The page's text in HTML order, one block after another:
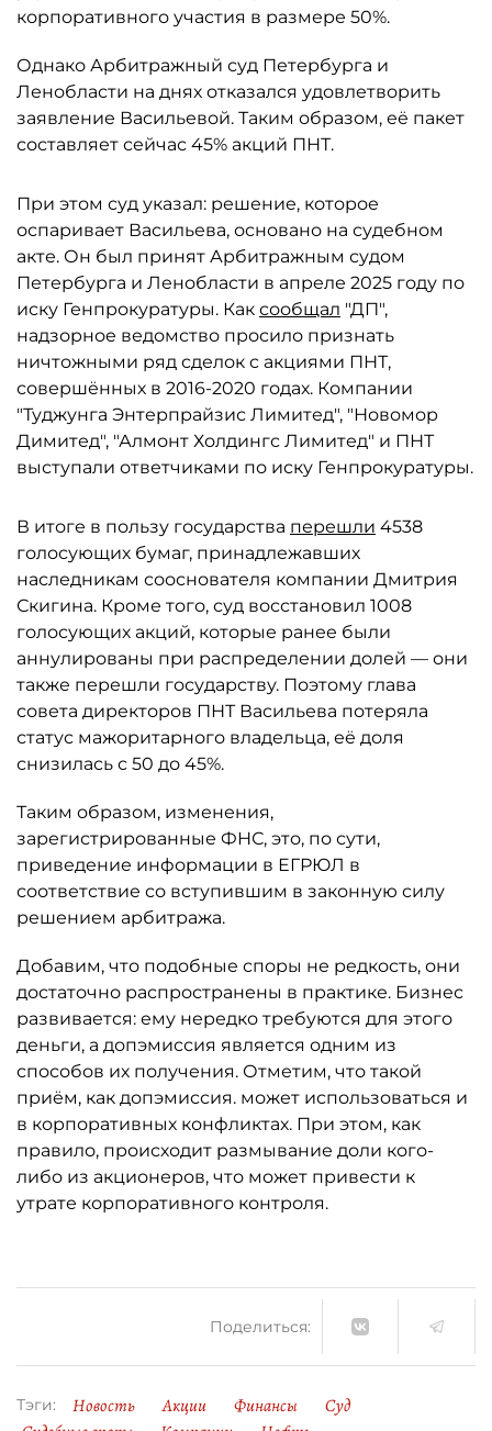
корпоративного участия в размере 50%.
Однако Арбитражный суд Петербурга и
Ленобласти на днях отказался удовлетворить
заявление Васильевой. Таким образом, её пакет
составляет сейчас 45% акций ПНТ.
При этом суд указал: решение, которое
оспаривает Васильева, основано на судебном
акте. Он был принят Арбитражным судом
Петербурга и Ленобласти в апреле 2025 году по
иску Генпрокуратуры. Как сообщал "ДП",
надзорное ведомство просило признать
ничтожными ряд сделок с акциями ПНТ,
совершённых в 2016-2020 годах. Компании
"Туджунга Энтерпрайзис Лимитед", "Новомор
Димитед", "Алмонт Холдингс Лимитед" и ПНТ
выступали ответчиками по иску Генпрокуратуры.
В итоге в пользу государства перешли 4538
голосующих бумаг, принадлежавших
наследникам сооснователя компании Дмитрия
Скигина. Кроме того, суд восстановил 1008
голосующих акций, которые ранее были
аннулированы при распределении долей — они
также перешли государству. Поэтому глава
совета директоров ПНТ Васильева потеряла
статус мажоритарного владельца, её доля
снизилась с 50 до 45%.
Таким образом, изменения,
зарегистрированные ФНС, это, по сути,
приведение информации в ЕГРЮЛ в
соответствие со вступившим в законную силу
решением арбитража.
Добавим, что подобные споры не редкость, они
достаточно распространены в практике. Бизнес
развивается: ему нередко требуются для этого
деньги, а допэмиссия является одним из
способов их получения. Отметим, что такой
приём, как допэмиссия. может использоваться и
в корпоративных конфликтах. При этом, как
правило, происходит размывание доли кого-
либо из акционеров, что может привести к
утрате корпоративного контроля.
Поделиться:
Тэги: Новость Акции Финансы
Суд